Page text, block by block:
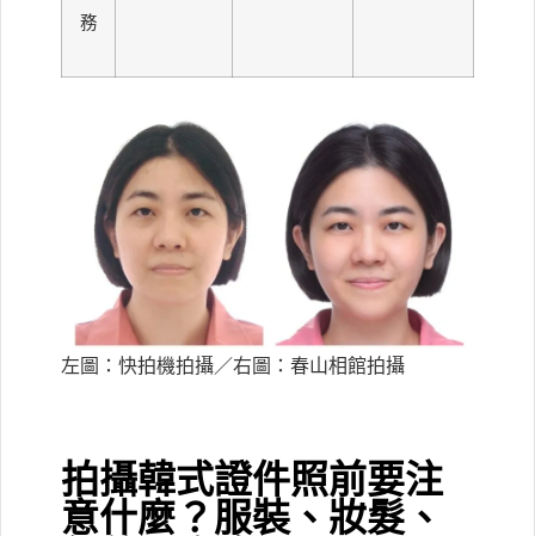
務
左圖：快拍機拍攝／右圖：春山相館拍攝
拍攝韓式證件照前要注
意什麼？服裝、妝髮、